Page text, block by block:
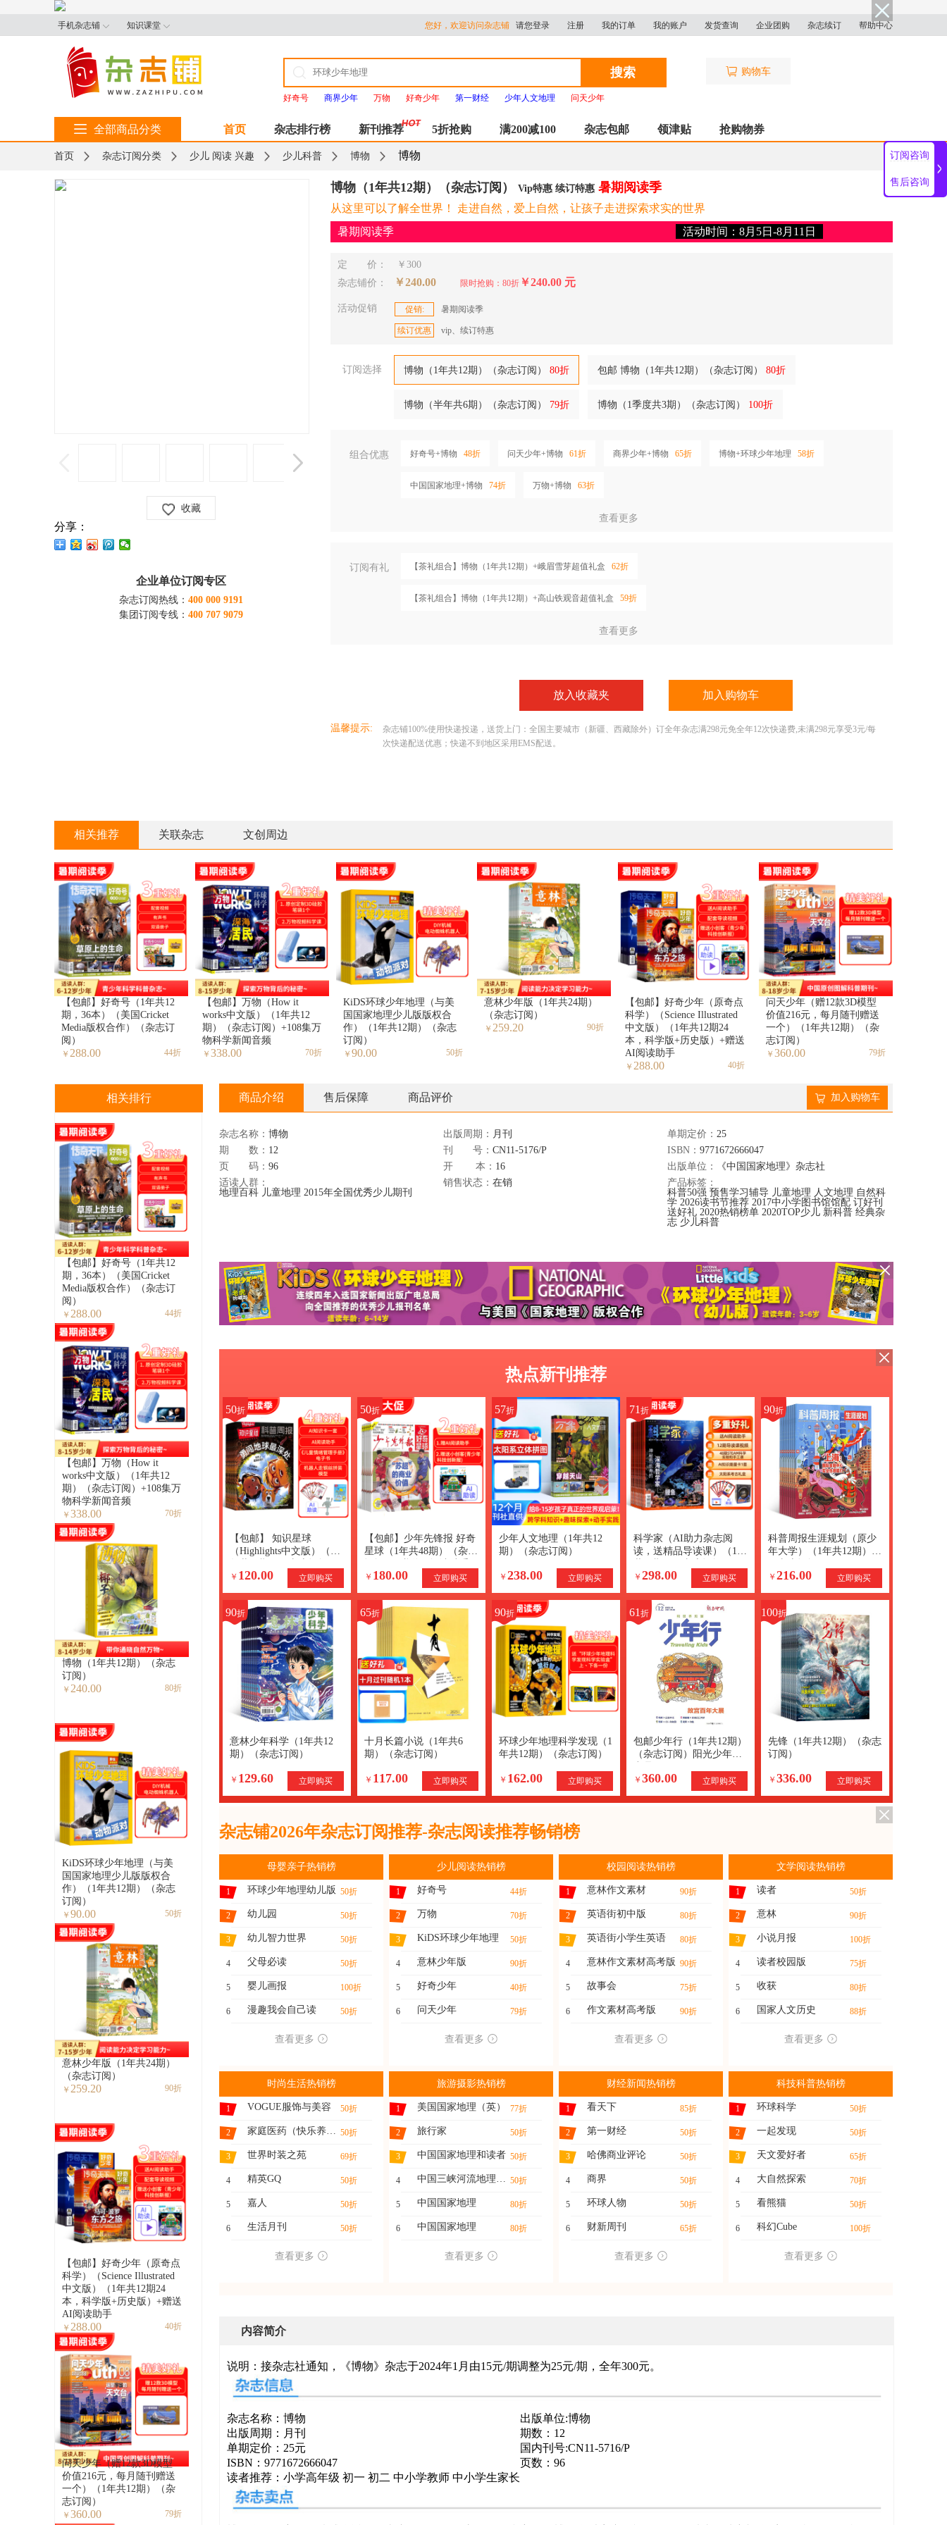
手机杂志铺 知识课堂 您好，欢迎访问杂志铺 请您登录 注册 我的订单 我的账户 发货查询 企业团购 杂志续订 帮助中心
搜索
好奇号 商界少年 万物 好奇少年 第一财经 少年人文地理 问天少年
购物车
全部商品分类 首页 杂志排行榜 新刊推荐 5折抢购 满200减100 杂志包邮 领津贴 抢购物券
首页 杂志订阅分类 少儿 阅读 兴趣 少儿科普 博物 博物
收藏
分享：
企业单位订阅专区
杂志订阅热线： 400 000 9191
集团订阅专线： 400 707 9079
博物（1年共12期）（杂志订阅） Vip特惠 续订特惠 暑期阅读季
从这里可以了解全世界！ 走进自然，爱上自然，让孩子走进探索求实的世界
暑期阅读季
活动时间：8月5日-8月11日
定 价：
￥300
杂志铺价：
￥240.00 限时抢购：80折 ￥240.00 元
活动促销 促销: 暑期阅读季
续订优惠 vip、续订特惠
订阅选择 博物（1年共12期）（杂志订阅） 80折 包邮 博物（1年共12期）（杂志订阅） 80折
博物（半年共6期）（杂志订阅） 79折 博物（1季度共3期）（杂志订阅） 100折
组合优惠 好奇号+博物 48折 问天少年+博物 61折 商界少年+博物 65折 博物+环球少年地理 58折
中国国家地理+博物 74折 万物+博物 63折
查看更多
订阅有礼 【茶礼组合】博物（1年共12期）+峨眉雪芽超值礼盒 62折
【茶礼组合】博物（1年共12期）+高山铁观音超值礼盒 59折
查看更多
放入收藏夹 加入购物车
温馨提示:
杂志铺100%使用快递投递，送货上门：全国主要城市（新疆、西藏除外）订全年杂志满298元免全年12次快递费,未满298元享受3元/每
次快递配送优惠；快递不到地区采用EMS配送。
相关推荐 关联杂志 文创周边
【包邮】好奇号（1年共12
期，36本）（美国Cricket
Media版权合作）（杂志订
阅）
￥ 288.00 44折
【包邮】万物（How it
works中文版）（1年共12
期）（杂志订阅）+108集万
物科学新闻音频
￥ 338.00 70折
KiDS环球少年地理（与美
国国家地理少儿版版权合
作）（1年共12期）（杂志
订阅）
￥ 90.00 50折
意林少年版（1年共24期）
（杂志订阅）
￥ 259.20 90折
【包邮】好奇少年（原奇点
科学）（Science Illustrated
中文版）（1年共12期24
本，科学版+历史版）+赠送
AI阅读助手
￥ 288.00 40折
问天少年（赠12款3D模型
价值216元，每月随刊赠送
一个）（1年共12期）（杂
志订阅）
￥ 360.00 79折
相关排行
【包邮】好奇号（1年共12
期，36本）（美国Cricket
Media版权合作）（杂志订
阅）
￥ 288.00 44折
【包邮】万物（How it
works中文版）（1年共12
期）（杂志订阅）+108集万
物科学新闻音频
￥ 338.00 70折
博物（1年共12期）（杂志
订阅）
￥ 240.00 80折
KiDS环球少年地理（与美
国国家地理少儿版版权合
作）（1年共12期）（杂志
订阅）
￥ 90.00 50折
意林少年版（1年共24期）
（杂志订阅）
￥ 259.20 90折
【包邮】好奇少年（原奇点
科学）（Science Illustrated
中文版）（1年共12期24
本，科学版+历史版）+赠送
AI阅读助手
￥ 288.00 40折
问天少年（赠12款3D模型
价值216元，每月随刊赠送
一个）（1年共12期）（杂
志订阅）
￥ 360.00 79折
商品介绍 售后保障 商品评价 加入购物车
杂志名称： 博物
期 数： 12
页 码： 96
适读人群：
地理百科 儿童地理 2015年全国优秀少儿期刊
出版周期： 月刊
刊 号： CN11-5176/P
开 本： 16
销售状态： 在销
单期定价： 25
ISBN： 9771672666047
出版单位：
《中国国家地理》杂志社
产品标签：
科普50强 预售学习辅导 儿童地理 人文地理 自然科
学 2026读书节推荐 2017中小学图书馆馆配 订好刊
送好礼 2020热销榜单 2020TOP少儿 新科普 经典杂
志 少儿科普
热点新刊推荐
50折
【包邮】 知识星球
（Highlights中文版）（1
+赠送AI阅读助手+AI知识
￥ 120.00 立即购买
50折
【包邮】少年先锋报 好奇
星球（1年共48期）（杂志
￥ 180.00 立即购买
57折
少年人文地理（1年共12
期）（杂志订阅）
￥ 238.00 立即购买
71 折
科学家（AI助力杂志阅
读，送精品导读课）（1年
+AI知识能量卡
￥ 298.00 立即购买
90折
科普周报生涯规划（原少
年大学）（1年共12期）
￥ 216.00 立即购买
90折
意林少年科学（1年共12
期）（杂志订阅）
￥ 129.60 立即购买
65折
十月长篇小说（1年共6
期）（杂志订阅）
￥ 117.00 立即购买
90折
环球少年地理科学发现（1
年共12期）（杂志订阅）
￥ 162.00 立即购买
61 折
包邮少年行（1年共12期）
（杂志订阅）阳光少年报
￥ 360.00 立即购买
100折
先锋（1年共12期）（杂志
订阅）
￥ 336.00 立即购买
杂志铺2026年杂志订阅推荐-杂志阅读推荐畅销榜
母婴亲子热销榜
1 环球少年地理幼儿版 50折
2 幼儿园 50折
3 幼儿智力世界 50折
4 父母必读 50折
5 婴儿画报 100折
6 漫趣我会自己读 50折
查看更多
少儿阅读热销榜
1 好奇号 44折
2 万物 70折
3 KiDS环球少年地理 50折
4 意林少年版 90折
5 好奇少年 40折
6 问天少年 79折
查看更多
校园阅读热销榜
1 意林作文素材 90折
2 英语街初中版 80折
3 英语街小学生英语 80折
4 意林作文素材高考版 90折
5 故事会 75折
6 作文素材高考版 90折
查看更多
文学阅读热销榜
1 读者 50折
2 意林 90折
3 小说月报 100折
4 读者校园版 75折
5 收获 80折
6 国家人文历史 88折
查看更多
时尚生活热销榜
1 VOGUE服饰与美容 50折
2 50折
3 世界时装之苑 69折
4 精英GQ 50折
5 嘉人 50折
6 生活月刊 50折
查看更多
旅游摄影热销榜
1 美国国家地理（英） 77折
2 旅行家 50折
3 中国国家地理和读者 50折
4 50折
5 中国国家地理 80折
6 中国国家地理 80折
查看更多
财经新闻热销榜
1 看天下 85折
2 第一财经 50折
3 哈佛商业评论 50折
4 商界 50折
5 环球人物 50折
6 财新周刊 65折
查看更多
科技科普热销榜
1 环球科学 50折
2 一起发现 50折
3 天文爱好者 65折
4 大自然探索 70折
5 看熊猫 50折
6 科幻Cube 100折
查看更多
内容简介
说明：接杂志社通知，《博物》杂志于2024年1月由15元/期调整为25元/期，全年300元。
杂志名称：博物
出版单位:博物
出版周期：月刊
期数：12
单期定价：25元
国内刊号:CN11-5716/P
ISBN：9771672666047
页数：96
读者推荐：小学高年级 初一 初二 中小学教师 中小学生家长
订阅咨询
售后咨询